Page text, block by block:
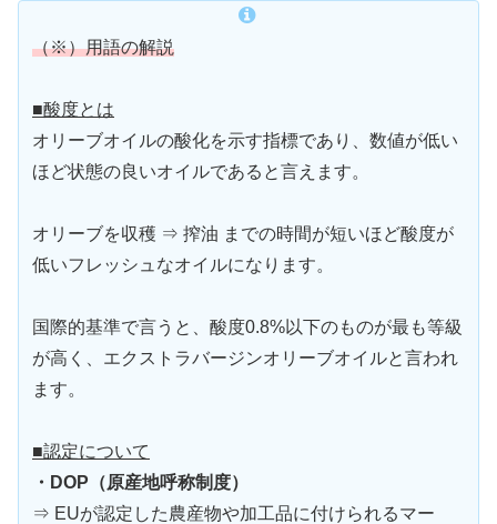
（※）用語の解説
■酸度とは
オリーブオイルの酸化を示す指標であり、数値が低い
ほど状態の良いオイルであると言えます。
オリーブを収穫 ⇒ 搾油 までの時間が短いほど酸度が
低いフレッシュなオイルになります。
国際的基準で言うと、酸度0.8%以下のものが最も等級
が高く、エクストラバージンオリーブオイルと言われ
ます。
■認定について
・DOP（原産地呼称制度）
⇒ EUが認定した農産物や加工品に付けられるマー